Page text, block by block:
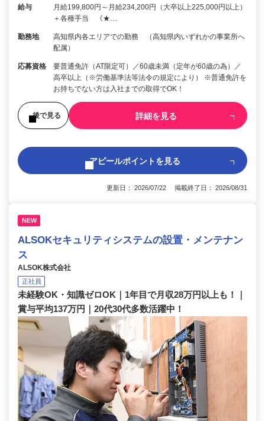
給与
月給199,800円～月給234,200円（大卒以上225,000円以上）
＋各種手当 《★…
勤務地
高知県内各エリアでの勤務 （高知県内いずれかの事業所へ
配属）
応募資格
要普通免許（AT限定可）／60歳未満（定年が60歳の為）／
高卒以上（※労働基準法等法令の規定により） ※普通免許を
お持ちでない方は入社までの取得でOK！
後で見る 詳細を見る
アピールポイントを見る
更新日： 2026/07/22 掲載終了日： 2026/08/31
NEW
ALSOKセキュリティシステムの設置・メンテナン
ス
ALSOK株式会社
正社員
未経験OK・知識ゼロOK｜1年目で月収28万円以上も！｜
賞与平均137万円｜20代30代多数活躍中！